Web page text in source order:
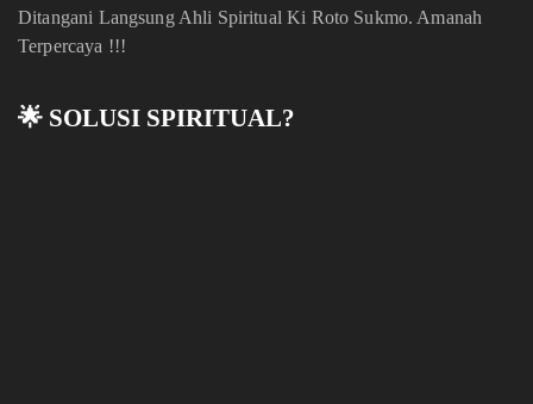
Ditangani Langsung Ahli Spiritual Ki Roto Sukmo. Amanah
Terpercaya !!!
🌟 SOLUSI SPIRITUAL?